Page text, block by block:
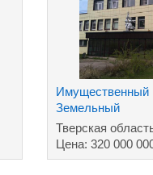
Имущественный
Земельный
завод
Тверская
Цена: 320 000